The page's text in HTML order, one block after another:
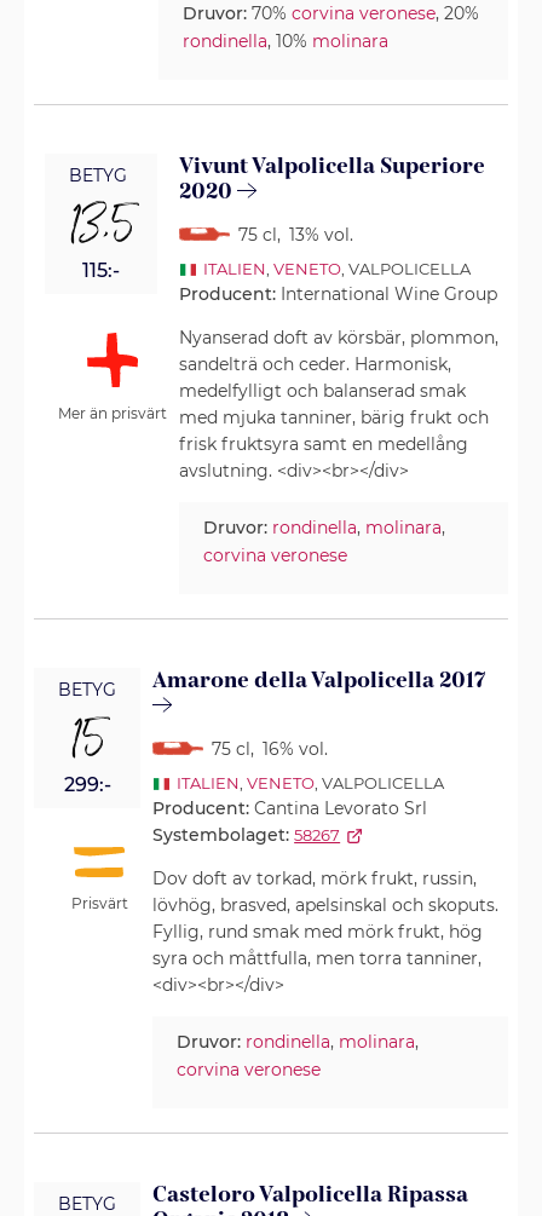
Druvor: 70%corvina veronese, 20%
rondinella, 10% molinara
BETYG
13,5
115:-
Mer än prisvärt
Vivunt Valpolicella Superiore
2020
75 cl, 13% vol.
ITALIEN VENETO, VALPOLICELLA
Producent: International Wine Group
Nyanserad doft av körsbär, plommon,
sandelträ och ceder. Harmonisk,
medelfylligt och balanserad smak
med mjuka tanniner, bärig frukt och
frisk fruktsyra samt en medellång
avslutning. <div><br></div>
Druvor: rondinella, molinara,
corvina veronese
BETYG
15
299:-
Prisvärt
Amarone della Valpolicella 2017
75 cl, 16% vol.
ITALIEN VENETO, VALPOLICELLA
Producent:Cantina Levorato Srl
Systembolaget: 58267
Dov doft av torkad, mörk frukt, russin,
lövhög, brasved, apelsinskal och skoputs.
Fyllig, rund smak med mörk frukt, hög
syra och måttfulla, men torra tanniner,
<div><br></div>
Druvor: rondinella, molinara,
corvina veronese
BETYG
Casteloro Valpolicella Ripassa